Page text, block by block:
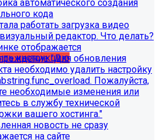
8.0. Рекомендуемая
и выше
инструкцию
автоматического создания
кода
работать загрузка видео
редактор. Что делать?
отображается
"Для обновления
необходимо удалить настройку
Пожалуйста,
необходимые изменения или
в службу технической
вашего хостинга."
новость не сразу
на сайте